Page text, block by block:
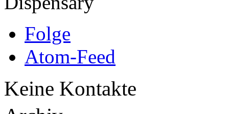
Folge
Atom-Feed
Keine Kontakte